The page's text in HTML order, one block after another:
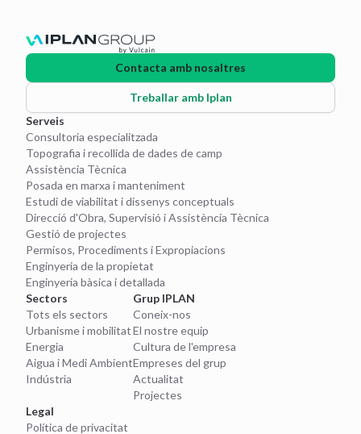
Contacta amb nosaltres
Treballar amb Iplan
Serveis
Consultoria especialitzada
Topografia i recollida de dades de camp
Assistència Tècnica
Posada en marxa i manteniment
Estudi de viabilitat i dissenys conceptuals
Direcció d'Obra, Supervisió i Assistència Tècnica
Gestió de projectes
Permisos, Procediments i Expropiacions
Enginyeria de la propietat
Enginyeria bàsica i detallada
Sectors
Tots els sectors
Urbanisme i mobilitat
Energia
Aigua i Medi Ambient
Indústria
Grup IPLAN
Coneix-nos
El nostre equip
Cultura de l'empresa
Empreses del grup
Actualitat
Projectes
Legal
Política de privacitat